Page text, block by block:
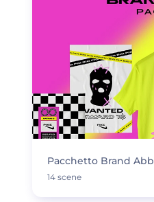
Pacchetto Brand
14 scene